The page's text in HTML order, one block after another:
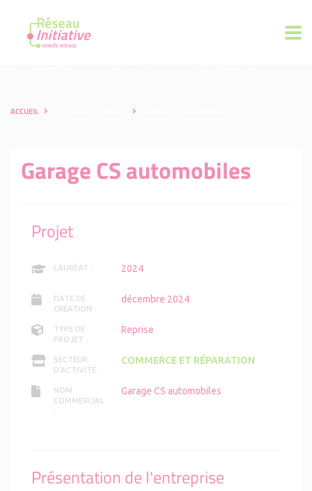
ACCUEIL
Garage CS automobiles
Projet
LAURÉAT : 2024
DATE DE
CRÉATION :
décembre 2024
TYPE DE
PROJET :
Reprise
SECTEUR
D'ACTIVITÉ :
COMMERCE ET RÉPARATION
NOM
COMMERCIAL
:
Garage CS automobiles
Présentation de l'entreprise